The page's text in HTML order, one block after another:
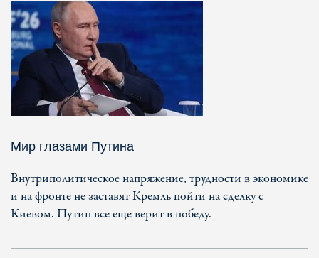
Мир глазами Путина
Внутриполитическое напряжение, трудности в экономике
и на фронте не заставят Кремль пойти на сделку с
Киевом. Путин все еще верит в победу.